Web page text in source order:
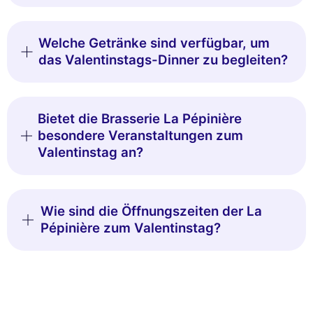
Welche Getränke sind verfügbar, um
das Valentinstags-Dinner zu begleiten?
Bietet die Brasserie La Pépinière
besondere Veranstaltungen zum
Valentinstag an?
Wie sind die Öffnungszeiten der La
Pépinière zum Valentinstag?